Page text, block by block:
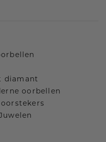
diamant
oorbellen